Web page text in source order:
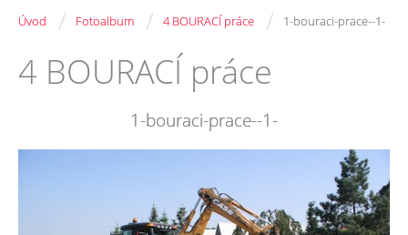
Úvod / Fotoalbum / 4 BOURACÍ práce / 1-bouraci-prace--1-
4 BOURACÍ práce
1-bouraci-prace--1-